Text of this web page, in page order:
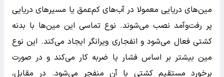
مین‌های دریایی معمولا در آب‌های کم‌عمق یا مسیرهای دریایی
پر رفت‌وآمد نصب می‌شوند. نوع تماسی این مین‌ها با بدنه
کشتی فعال می‌شود و انفجاری ویرانگر ایجاد می‌کند. این نوع
مین بیشتر بر اساس فشار یا ضربه کار می‌کند و در صورت
برخورد مستقیم کشتی با آن منفجر می‌شود. در مقابل،